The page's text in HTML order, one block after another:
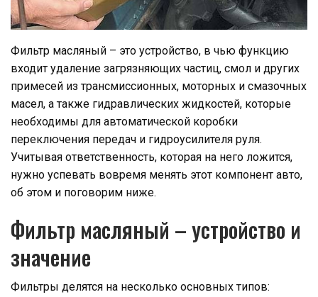
Фильтр масляный – это устройство, в чью функцию
входит удаление загрязняющих частиц, смол и других
примесей из трансмиссионных, моторных и смазочных
масел, а также гидравлических жидкостей, которые
необходимы для автоматической коробки
переключения передач и гидроусилителя руля.
Учитывая ответственность, которая на него ложится,
нужно успевать вовремя менять этот компонент авто,
об этом и поговорим ниже.
Фильтр масляный – устройство и
значение
Фильтры делятся на несколько основных типов: